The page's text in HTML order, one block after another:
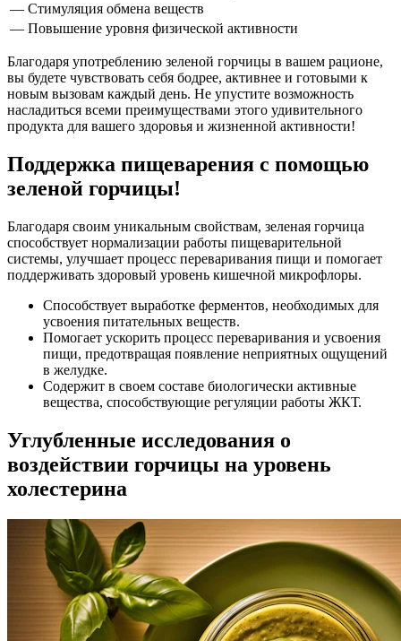
— Стимуляция обмена веществ
— Повышение уровня физической активности
Благодаря употреблению зеленой горчицы в вашем рационе,
вы будете чувствовать себя бодрее, активнее и готовыми к
новым вызовам каждый день. Не упустите возможность
насладиться всеми преимуществами этого удивительного
продукта для вашего здоровья и жизненной активности!
Поддержка пищеварения с помощью
зеленой горчицы!
Благодаря своим уникальным свойствам, зеленая горчица
способствует нормализации работы пищеварительной
системы, улучшает процесс переваривания пищи и помогает
поддерживать здоровый уровень кишечной микрофлоры.
Способствует выработке ферментов, необходимых для
усвоения питательных веществ.
Помогает ускорить процесс переваривания и усвоения
пищи, предотвращая появление неприятных ощущений
в желудке.
Содержит в своем составе биологически активные
вещества, способствующие регуляции работы ЖКТ.
Углубленные исследования о
воздействии горчицы на уровень
холестерина